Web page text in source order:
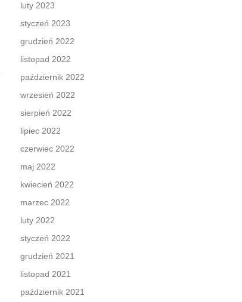
luty 2023
styczeń 2023
grudzień 2022
listopad 2022
październik 2022
wrzesień 2022
sierpień 2022
lipiec 2022
czerwiec 2022
maj 2022
kwiecień 2022
marzec 2022
luty 2022
styczeń 2022
grudzień 2021
listopad 2021
październik 2021